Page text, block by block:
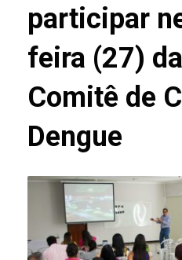
participar
feira (27)
Comitê de
Dengue